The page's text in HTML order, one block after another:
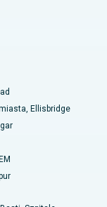
Ellisbridge